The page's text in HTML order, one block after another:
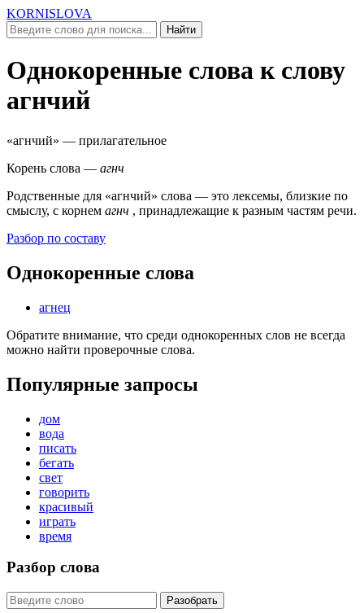
KORNISLOVA
Найти
Однокоренные слова к слову
агнчий
«агнчий» — прилагательное
Корень слова — агнч
Родственные для «агнчий» слова — это лексемы, близкие по
смыслу, c корнем агнч , принадлежащие к разным частям речи.
Разбор по составу
Однокоренные слова
агнец
Обратите внимание, что среди однокоренных слов не всегда
можно найти проверочные слова.
Популярные запросы
дом
вода
писать
бегать
свет
говорить
красивый
играть
время
Разбор слова
Разобрать